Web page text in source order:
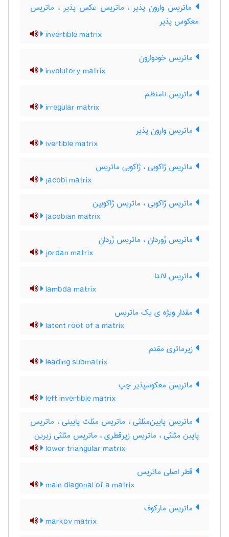
ماتریس وارون پذیر ، ماتریس عکس پذیر ، ماتریس
معکوس پذیر
invertible matrix
ماتریس خودوارون
involutory matrix
ماتریس نامنظم
irregular matrix
ماتریس وارون پذیر
ivertible matrix
ماتریس ژاکوبی ، ژاکوبی ماتریس
jacobi matrix
ماتریس ژاکوبی ، ماتریس ژاکوبین
jacobian matrix
ماتریس ژوردان ، ماتریس ژردان
jordan matrix
ماتریس لاندا
lambda matrix
مقدار ویژه ی یک ماتریس
latent root of a matrix
زیرماتری مقدم
leading submatrix
ماتریس معکوسپذیر چپ
left invertible matrix
ماتریس پایین‌مثلثی ، ماتریس مثلث پایینی ، ماتریس
پایین مثلثی ، ماتریس زیرقطری ، ماتریس مثلثی زیرین
lower triangular matrix
قطر اصلی ماتریس
main diagonal of a matrix
ماتریس مارکوف
markov matrix